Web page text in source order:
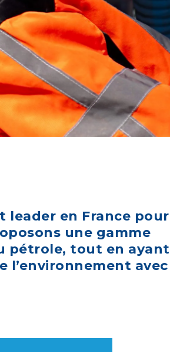
leader en France pour
une gamme
pétrole, tout en ayant
avec